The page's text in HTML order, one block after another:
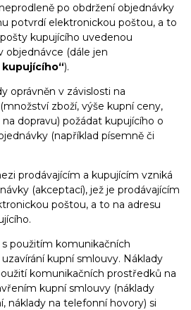
po obdržení objednávky
potvrdí elektronickou poštou, a to
kupujícího uvedenou
objednávce (dále jen
).
v závislosti na
zboží, výše kupní ceny,
dopravu) požádat kupujícího o
(například písemně či
prodávajícím a kupujícím vzniká
(akceptací), jež je prodávajícím
poštou, a to na adresu
použitím komunikačních
kupní smlouvy. Náklady
komunikačních prostředků na
kupní smlouvy (náklady
náklady na telefonní hovory) si